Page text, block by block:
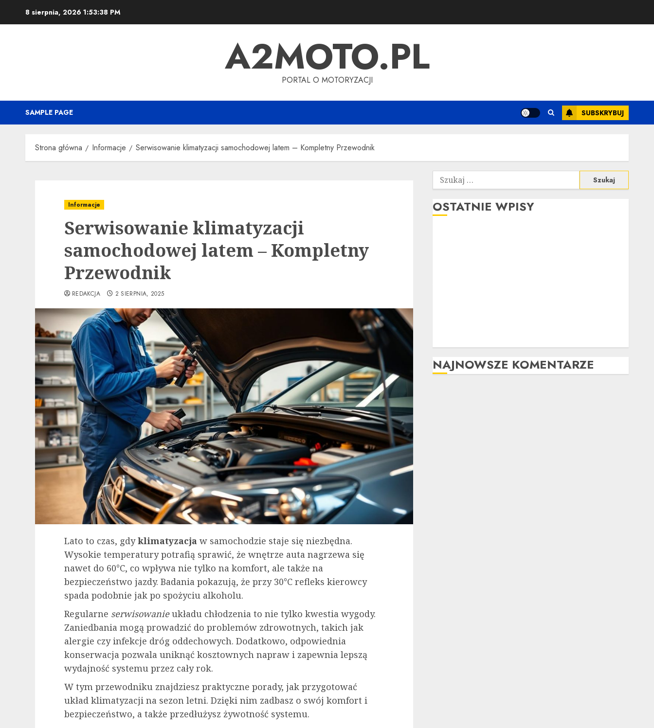
8 sierpnia, 2026 1:53:39 PM
A2MOTO.PL
PORTAL O MOTORYZACJI
SAMPLE PAGE SUBSKRYBUJ
Strona główna Informacje Serwisowanie klimatyzacji samochodowej latem – Kompletny Przewodnik
Informacje
Serwisowanie klimatyzacji
samochodowej latem – Kompletny
Przewodnik
REDAKCJA 2 SIERPNIA, 2025
Lato to czas, gdyklimatyzacja w samochodzie staje się niezbędna.
Wysokie temperatury potrafią sprawić, że wnętrze auta nagrzewa się
nawet do 60°C, co wpływa nie tylko na komfort, ale także na
bezpieczeństwo jazdy. Badania pokazują, że przy 30°C refleks kierowcy
spada podobnie jak po spożyciu alkoholu.
Regularne serwisowanieukładu chłodzenia to nie tylko kwestia wygody.
Zaniedbania mogą prowadzić do problemów zdrowotnych, takich jak
alergie czy infekcje dróg oddechowych. Dodatkowo, odpowiednia
konserwacja pozwala uniknąć kosztownych napraw i zapewnia lepszą
wydajność systemu przez cały rok.
W tym przewodniku znajdziesz praktyczne porady, jak przygotować
układ klimatyzacji na sezon letni. Dzięki nim zadbasz o swój komfort i
bezpieczeństwo, a także przedłużysz żywotność systemu.
Szukaj:
OSTATNIE WPISY
NAJNOWSZE KOMENTARZE